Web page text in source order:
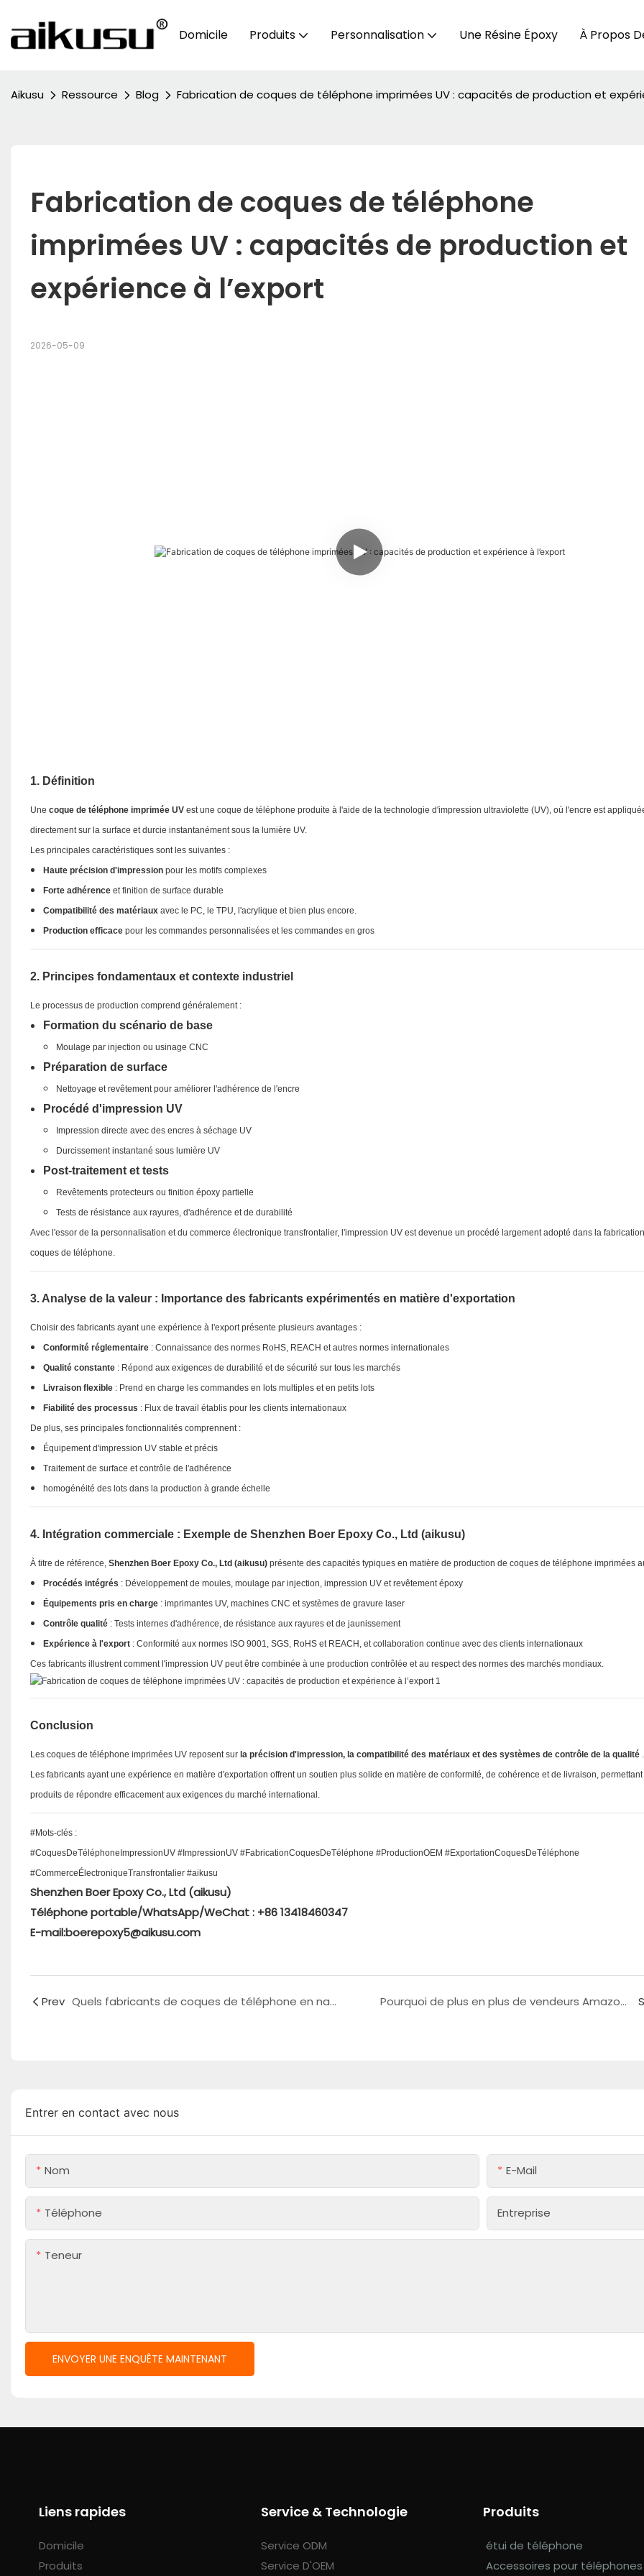
Domicile Produits Personnalisation Une Résine Époxy À Propos
Aikusu Ressource Blog Fabrication de coques de téléphone imprimées UV : capacités de production et
Fabrication de coques de téléphone
imprimées UV : capacités de production et
expérience à l’export
2026-05-09
1. Définition
Une coque de téléphone imprimée UVest une coque de téléphone produite à l'aide de la technologie d'impression ultraviolette (UV), où l'encre est
directement sur la surface et durcie instantanément sous la lumière UV.
Les principales caractéristiques sont les suivantes :
Haute précision d'impressionpour les motifs complexes
Forte adhérenceet finition de surface durable
Compatibilité des matériauxavec le PC, le TPU, l'acrylique et bien plus encore.
Production efficacepour les commandes personnalisées et les commandes en gros
2. Principes fondamentaux et contexte industriel
Le processus de production comprend généralement :
Formation du scénario de base
Moulage par injection ou usinage CNC
Préparation de surface
Nettoyage et revêtement pour améliorer l'adhérence de l'encre
Procédé d'impression UV
Impression directe avec des encres à séchage UV
Durcissement instantané sous lumière UV
Post-traitement et tests
Revêtements protecteurs ou finition époxy partielle
Tests de résistance aux rayures, d'adhérence et de durabilité
Avec l'essor de la personnalisation et du commerce électronique transfrontalier, l'impression UV est devenue un procédé largement adopté dans la
coques de téléphone.
3. Analyse de la valeur : Importance des fabricants expérimentés en matière d'exportation
Choisir des fabricants ayant une expérience à l'export présente plusieurs avantages :
Conformité réglementaire: Connaissance des normes RoHS, REACH et autres normes internationales
Qualité constante: Répond aux exigences de durabilité et de sécurité sur tous les marchés
Livraison flexible: Prend en charge les commandes en lots multiples et en petits lots
Fiabilité des processus : Flux de travail établis pour les clients internationaux
De plus, ses principales fonctionnalités comprennent :
Équipement d'impression UV stable et précis
Traitement de surface et contrôle de l'adhérence
homogénéité des lots dans la production à grande échelle
4. Intégration commerciale : Exemple de Shenzhen Boer Epoxy Co., Ltd (aikusu)
À titre de référence, Shenzhen Boer Epoxy Co., Ltd (aikusu)présente des capacités typiques en matière de production de coques de téléphone imprimées
Procédés intégrés : Développement de moules, moulage par injection, impression UV et revêtement époxy
Équipements pris en charge: imprimantes UV, machines CNC et systèmes de gravure laser
Contrôle qualité: Tests internes d'adhérence, de résistance aux rayures et de jaunissement
Expérience à l'export: Conformité aux normes ISO 9001, SGS, RoHS et REACH, et collaboration continue avec des clients internationaux
Ces fabricants illustrent comment l'impression UV peut être combinée à une production contrôlée et au respect des normes des marchés mondiaux.
Conclusion
Les coques de téléphone imprimées UV reposent sur la précision d'impression, la compatibilité des matériaux et des systèmes de contrôle de la qualité.
Les fabricants ayant une expérience en matière d'exportation offrent un soutien plus solide en matière de conformité, de cohérence et de livraison,
produits de répondre efficacement aux exigences du marché international.
#Mots-clés :
#CoquesDeTéléphoneImpressionUV #ImpressionUV #FabricationCoquesDeTéléphone #ProductionOEM #ExportationCoquesDeTéléphone
#CommerceÉlectroniqueTransfrontalier #aikusu
Shenzhen Boer Epoxy Co., Ltd (aikusu)
Téléphone portable/WhatsApp/WeChat : +86 13418460347
E-mail:boerepoxy5@aikusu.com
Prev Quels fabricants de coques de téléphone en nacre sont vraiment fiables ? La véritable différence ne réside pas dans le matériau, mais dans le système de fabrication. Pourquoi de plus en plus de vendeurs Amazon et TikTok choisissent-ils les usines de Shenzhen certifiées REACH, ROHS, SGS et ISO pour la fabrication de coques de téléphone en époxy plutôt que les coques en plastique ordinaires en 2026 ?
Entrer en contact avec nous
Nom E-Mail
Téléphone Entreprise
Teneur
ENVOYER UNE ENQUÊTE MAINTENANT
Liens rapides
Domicile
Produits
Service & Technologie
Service ODM
Service D'OEM
Produits
étui de téléphone
Accessoires pour téléphones